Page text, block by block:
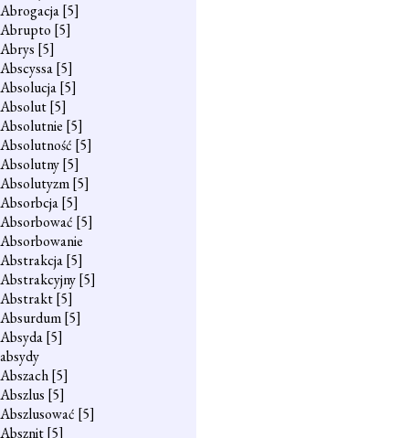
Abrogacja[5]
Abrupto [5]
Abrys [5]
Abscyssa[5]
Absolucja[5]
Absolut[5]
Absolutnie [5]
Absolutność [5]
Absolutny[5]
Absolutyzm[5]
Absorbcja[5]
Absorbować [5]
Absorbowanie
Abstrakcja[5]
Abstrakcyjny[5]
Abstrakt[5]
Absurdum[5]
Absyda[5]
absydy
Abszach[5]
Abszlus [5]
Abszlusować [5]
Absznit[5]